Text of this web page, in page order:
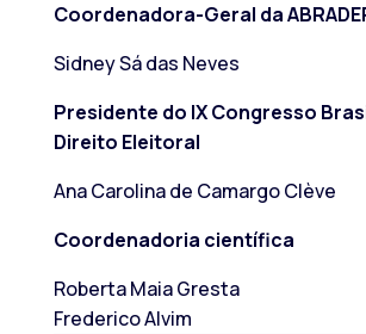
Coordenadora-Geral da
Sidney Sá das Neves
Presidente do IX Congresso
Direito Eleitoral
Ana Carolina de Camargo Clève
Coordenadoria científica
Roberta Maia Gresta
Frederico Alvim